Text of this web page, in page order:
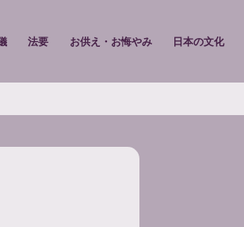
法要 お供え・お悔やみ 日本の文化